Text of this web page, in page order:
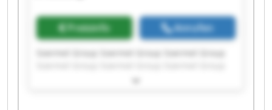
Preisinfo Anrufen
Soermel Group Soermel Group Soermel Group